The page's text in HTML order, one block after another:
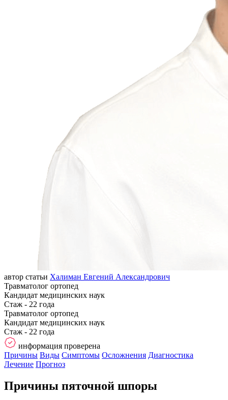
автор статьи Халиман Евгений Александрович
Травматолог ортопед
Кандидат медицинских наук
Стаж - 22 года
Травматолог ортопед
Кандидат медицинских наук
Стаж - 22 года
информация проверена
Причины Виды Симптомы Осложнения Диагностика
Лечение Прогноз
Причины пяточной шпоры